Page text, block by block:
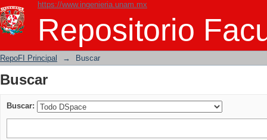
https://www.ingenieria.unam.mx
Repositorio
Buscar
RepoFI Principal → Buscar
Buscar
Buscar: